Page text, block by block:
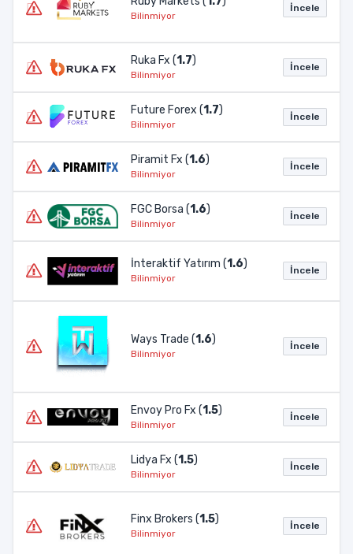
Bilinmiyor
İncele
Ruka Fx (1.7)
Bilinmiyor
İncele
Future Forex (1.7)
Bilinmiyor
İncele
Piramit Fx (1.6)
Bilinmiyor
İncele
FGC Borsa (1.6)
Bilinmiyor
İncele
İnteraktif Yatırım (1.6)
Bilinmiyor
İncele
Ways Trade (1.6)
Bilinmiyor
İncele
Envoy Pro Fx (1.5)
Bilinmiyor
İncele
Lidya Fx (1.5)
Bilinmiyor
İncele
Finx Brokers (1.5)
Bilinmiyor
İncele